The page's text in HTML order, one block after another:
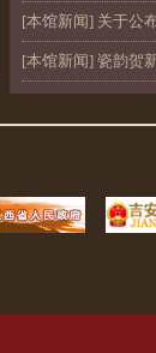
[本馆新闻] 关于公
[本馆新闻] 瓷韵贺